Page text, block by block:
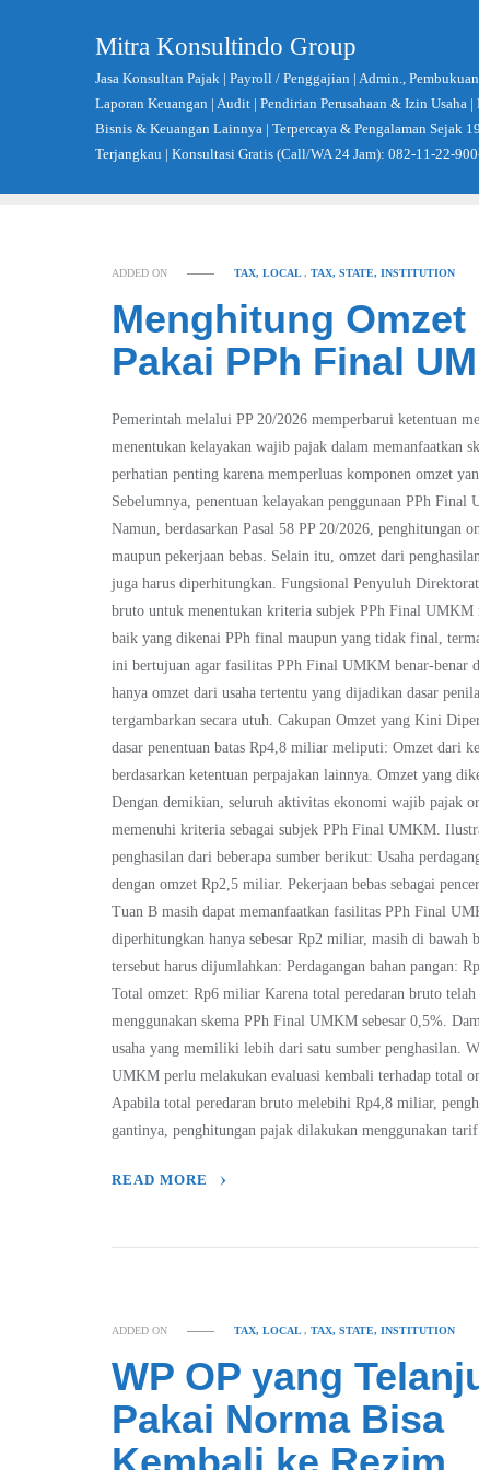
Mitra Konsultindo Group
Jasa Konsultan Pajak | Payroll / Penggajian | Admin.,
Laporan Keuangan | Audit | Pendirian Perusahaan & Izin Usaha |
Bisnis & Keuangan Lainnya | Terpercaya & Pengalaman Sejak
Terjangkau | Konsultasi Gratis (Call/WA 24 Jam): 082-11-22-
ADDED ON TAX, LOCAL,TAX, STATE, INSTITUTION
Menghitung
Pakai PPh Final
Pemerintah melalui PP 20/2026 memperbarui ketentuan
menentukan kelayakan wajib pajak dalam memanfaatkan
perhatian penting karena memperluas komponen omzet
Sebelumnya, penentuan kelayakan penggunaan PPh
Namun, berdasarkan Pasal 58 PP 20/2026, penghitungan
maupun pekerjaan bebas. Selain itu, omzet dari
juga harus diperhitungkan. Fungsional Penyuluh
bruto untuk menentukan kriteria subjek PPh Final UMKM
baik yang dikenai PPh final maupun yang tidak final,
ini bertujuan agar fasilitas PPh Final UMKM benar-benar
hanya omzet dari usaha tertentu yang dijadikan dasar
tergambarkan secara utuh. Cakupan Omzet yang Kini
dasar penentuan batas Rp4,8 miliar meliputi: Omzet dari
berdasarkan ketentuan perpajakan lainnya. Omzet yang
Dengan demikian, seluruh aktivitas ekonomi wajib pajak
memenuhi kriteria sebagai subjek PPh Final UMKM.
penghasilan dari beberapa sumber berikut: Usaha
dengan omzet Rp2,5 miliar. Pekerjaan bebas sebagai
Tuan B masih dapat memanfaatkan fasilitas PPh Final
diperhitungkan hanya sebesar Rp2 miliar, masih di
tersebut harus dijumlahkan: Perdagangan bahan pangan:
Total omzet: Rp6 miliar Karena total peredaran bruto
menggunakan skema PPh Final UMKM sebesar 0,5%.
usaha yang memiliki lebih dari satu sumber penghasilan.
UMKM perlu melakukan evaluasi kembali terhadap total
Apabila total peredaran bruto melebihi Rp4,8 miliar,
gantinya, penghitungan pajak dilakukan menggunakan
READ MORE
ADDED ON TAX, LOCAL,TAX, STATE, INSTITUTION
WP OP yang
Pakai Norma Bisa